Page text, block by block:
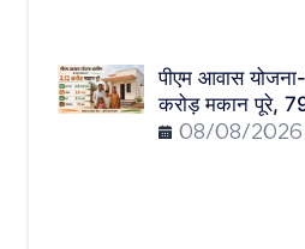
पीएम आवास
करोड़ मकान पूरे, 79
08/08/2026